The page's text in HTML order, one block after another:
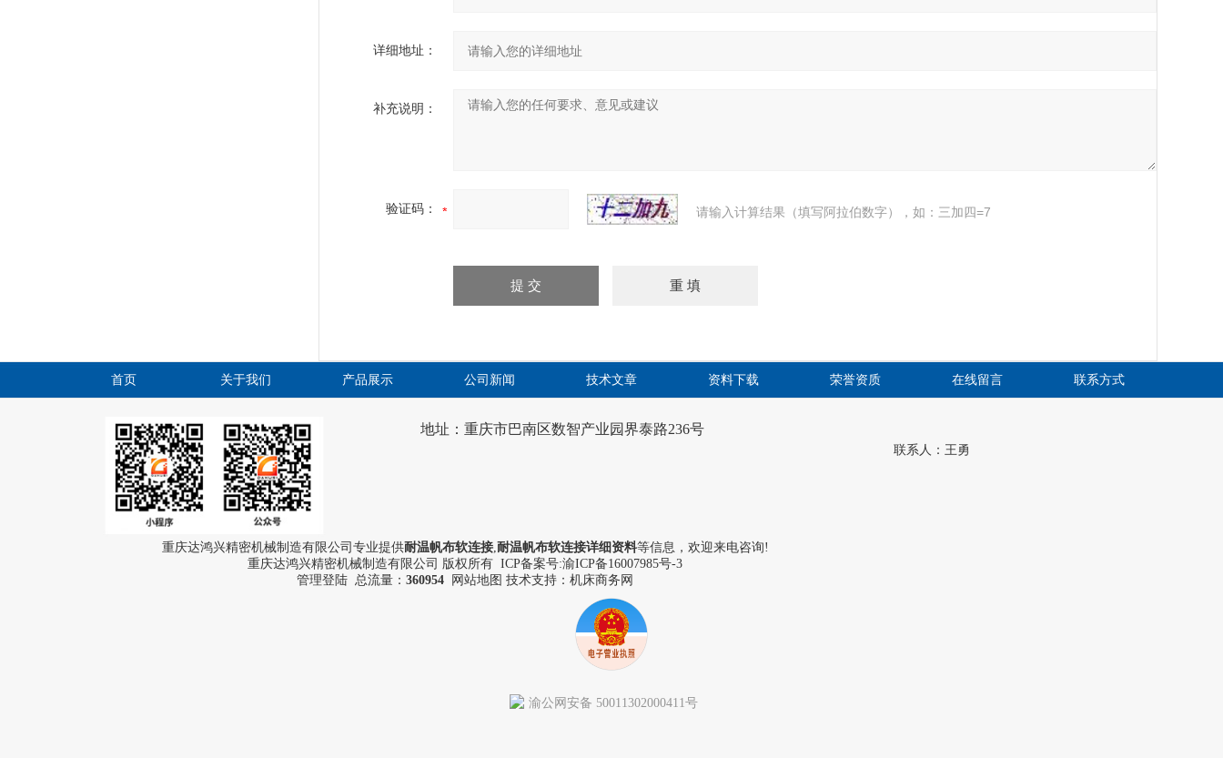
详细地址：
补充说明：
验证码： 请输入计算结果（填写阿拉伯数字），如：三加四=7
首页 关于我们 产品展示 公司新闻 技术文章 资料下载 荣誉资质 在线留言 联系方式
地址：重庆市巴南区数智产业园界泰路236号
联系人：王勇
重庆达鸿兴精密机械制造有限公司专业提供耐温帆布软连接,耐温帆布软连接详细资料等信息，欢迎来电咨询!
重庆达鸿兴精密机械制造有限公司 版权所有 ICP备案号:渝ICP备16007985号-3
管理登陆 总流量： 360954 网站地图 技术支持：机床商务网
渝公网安备 50011302000411号